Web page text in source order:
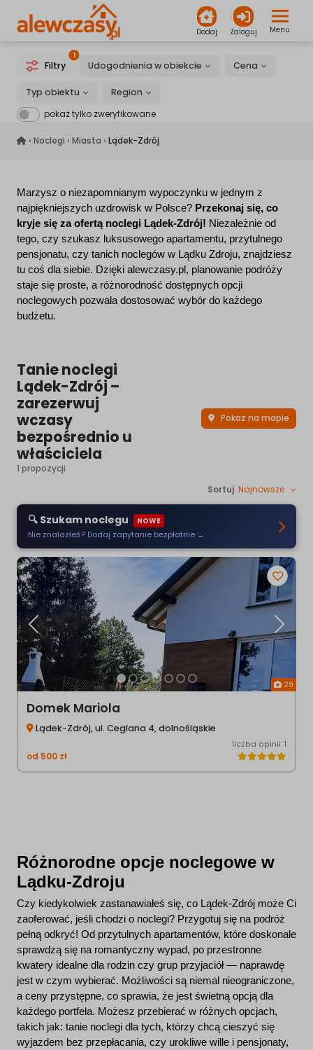
Dodaj Zaloguj Menu
Filtry
1
Udogodnienia w obiekcie Cena
Typ obiektu
Region
pokaż tylko zweryfikowane
alewczasy.pl
› Noclegi › Miasta › Lądek-Zdrój
Marzysz o niezapomnianym wypoczynku w jednym z
najpiękniejszych uzdrowisk w Polsce? Przekonaj się, co
kryje się za ofertą noclegi Lądek-Zdrój! Niezależnie od
tego, czy szukasz luksusowego apartamentu, przytulnego
pensjonatu, czy tanich noclegów w Lądku Zdroju, znajdziesz
tu coś dla siebie. Dzięki alewczasy.pl, planowanie podróży
staje się proste, a różnorodność dostępnych opcji
noclegowych pozwala dostosować wybór do każdego
budżetu.
Tanie noclegi
Lądek-Zdrój –
zarezerwuj
wczasy
bezpośrednio u
właściciela
1 propozycji
Pokaż na mapie
Sortuj Najnowsze
🔍 Szukam noclegu NOWE
Nie znalazłeś? Dodaj zapytanie bezpłatnie →
29
Poprzednia
Domek Mariola
Lądek-Zdrój, ul. Ceglana 4, dolnośląskie
od 500 zł
liczba opinii: 1
Różnorodne opcje noclegowe w
Lądku-Zdroju
Czy kiedykolwiek zastanawiałeś się, co Lądek-Zdrój może Ci
zaoferować, jeśli chodzi o noclegi? Przygotuj się na podróż
pełną odkryć! Od przytulnych apartamentów, które doskonale
sprawdzą się na romantyczny wypad, po przestronne
kwatery idealne dla rodzin czy grup przyjaciół — naprawdę
jest w czym wybierać. Możliwości są niemal nieograniczone,
a ceny przystępne, co sprawia, że jest świetną opcją dla
każdego portfela. Możesz przebierać w różnych opcjach,
takich jak: tanie noclegi dla tych, którzy chcą cieszyć się
wyjazdem bez przepłacania, czy urokliwe wille i pensjonaty,